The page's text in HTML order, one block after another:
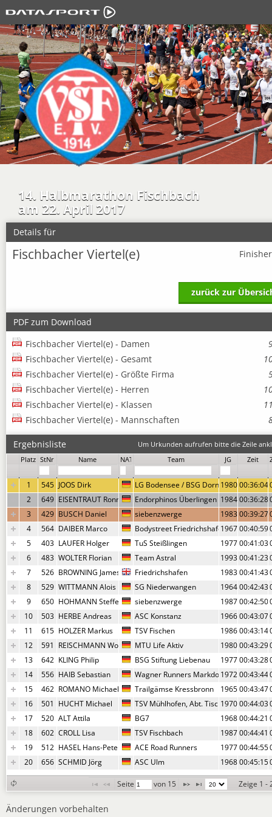
14. Halbmarathon Fischbach
am 22. April 2017
Details für
Fischbacher Viertel(e)
zurück zur
PDF zum Download
Fischbacher Viertel(e) - Damen
Fischbacher Viertel(e) - Gesamt
Fischbacher Viertel(e) - Größte Firma
Fischbacher Viertel(e) - Herren
Fischbacher Viertel(e) - Klassen
Fischbacher Viertel(e) - Mannschaften
Ergebnisliste
Um Urkunden aufrufen bitte die Zeile
Platz StNr Name NAT Team JG Zeit
1 545 JOOS Dirk LG Bodensee / BSG Dornier1980
2
649 EISENTRAUT Ronny Endorphinos Überlingen 1984
3
429 BUSCH Daniel siebenzwerge 1983
4
564 DAIBER Marco Bodystreet Friedrichshafen1967
5
403 LAUFER Holger TuS Steißlingen 1977
6
483 WOLTER Florian Team Astral 1993
7
526 BROWNING James Friedrichshafen 1983
8
529 WITTMANN Alois SG Niederwangen 1964
9
650 HOHMANN Steffen siebenzwerge 1987
10
503 HERBE Andreas ASC Konstanz 1966
11
615 HOLZER Markus TSV Fischen 1986
12
591 REISCHMANN WolfgangMTU Life Aktiv 1980
13
642 KLING Philip BSG Stiftung Liebenau 1977
14
556 HAIB Sebastian Wagner Runners Markdorf1972
15
462 ROMANO Michael Trailgämse Kressbronn 1965
16
501 HUCHT Michael TSV Mühlhofen, Abt. Tischtennis
1970
17
520 ALT Attila BG7 1968
18
602 CROLL Lisa TSV Fischbach 1987
19
512 HASEL Hans-Peter ACE Road Runners 1977
20
656 SCHMID Jörg ASC Ulm 1968
Seite von 15 Zeige 1 -
Änderungen vorbehalten